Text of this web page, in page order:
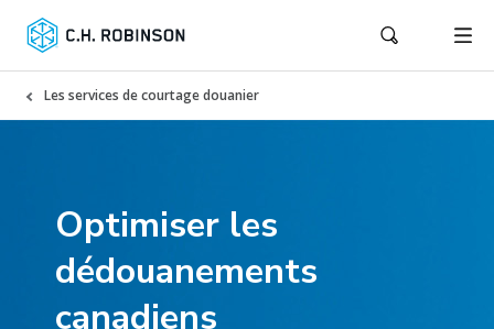
Les services de courtage douanier
Optimiser les
dédouanements
canadiens